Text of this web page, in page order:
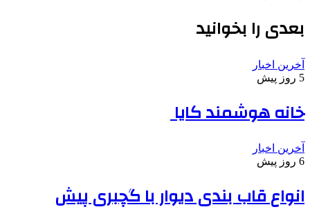
بعدی را بخوانید
آخرین اخبار
5 روز پیش
خانه هوشمند کایا
آخرین اخبار
6 روز پیش
انواع قاب بندی دیوار با گچبری پیش